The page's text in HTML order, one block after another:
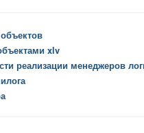
xlv
реализации менеджеров